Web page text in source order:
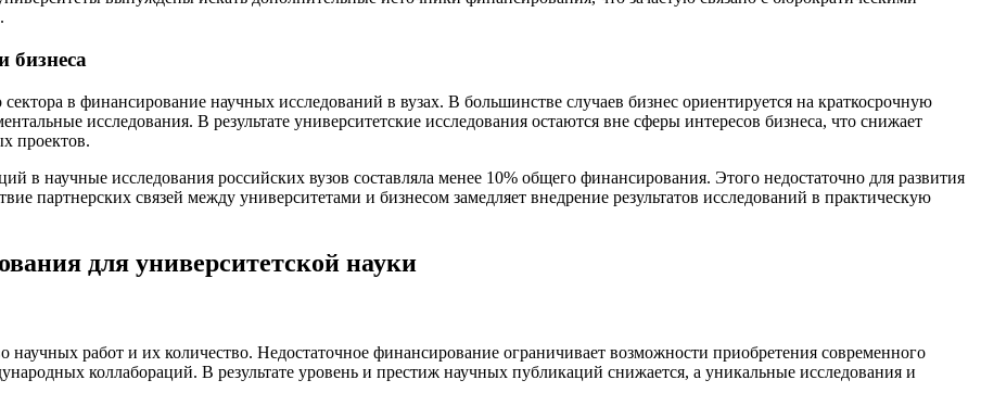
бизнеса
в финансирование научных исследований в вузах. В большинстве случаев бизнес ориентируется на краткосрочную
исследования. В результате университетские исследования остаются вне сферы интересов бизнеса, что снижает
проектов.
в научные исследования российских вузов составляла менее 10% общего финансирования. Этого недостаточно для развития
партнерских связей между университетами и бизнесом замедляет внедрение результатов исследований в практическую
для университетской науки
научных работ и их количество. Недостаточное финансирование ограничивает возможности приобретения современного
коллабораций. В результате уровень и престиж научных публикаций снижается, а уникальные исследования и